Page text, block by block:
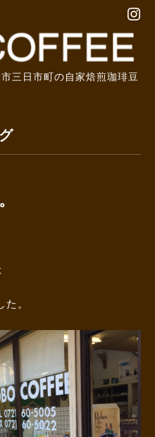
三日市町の自家焙煎珈琲豆
。